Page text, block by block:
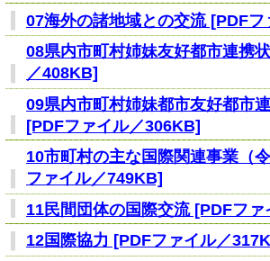
07海外の諸地域との交流 [PDF
08県内市町村姉妹友好都市連携
／408KB]
09県内市町村姉妹都市友好都市
[PDFファイル／306KB]
10市町村の主な国際関連事業（
ファイル／749KB]
11民間団体の国際交流 [PDFフ
12国際協力 [PDFファイル／